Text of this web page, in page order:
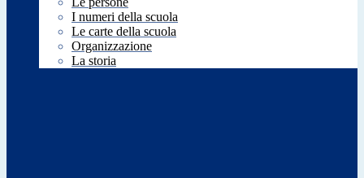
I numeri della scuola
Le carte della scuola
Organizzazione
La storia